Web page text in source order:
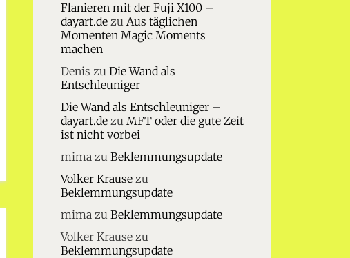
Flanieren mit der Fuji X100 –
dayart.dezu Aus täglichen
Momenten Magic Moments
machen
Denis zu Die Wand als
Entschleuniger
Die Wand als Entschleuniger –
dayart.dezu MFT oder die gute Zeit
ist nicht vorbei
mimazu Beklemmungsupdate
Volker Krausezu
Beklemmungsupdate
mimazu Beklemmungsupdate
Volker Krausezu
Beklemmungsupdate